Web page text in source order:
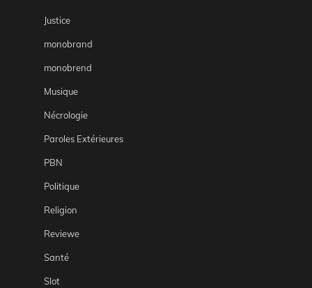
Justice
monobrand
monobrend
Musique
Nécrologie
Paroles Extérieures
PBN
Politique
Religion
Reviewe
Santé
Slot